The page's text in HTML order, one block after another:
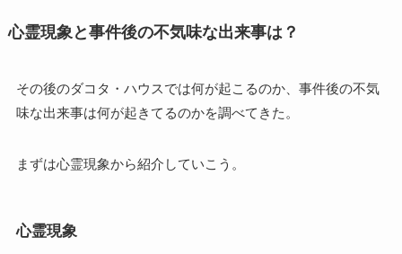
心霊現象と事件後の不気味な出来事は？
その後のダコタ・ハウスでは何が起こるのか、事件後の不気
味な出来事は何が起きてるのかを調べてきた。
まずは心霊現象から紹介していこう。
心霊現象